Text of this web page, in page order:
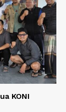
KONI